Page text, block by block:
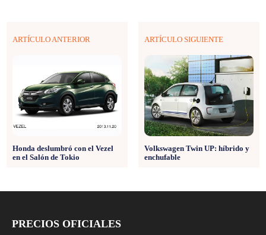
ARTÍCULO ANTERIOR
Honda deslumbró con el Vezel
en el Salón de Tokio
ARTÍCULO SIGUIENTE
Volkswagen Twin UP: híbrido y
enchufable
PRECIOS OFICIALES